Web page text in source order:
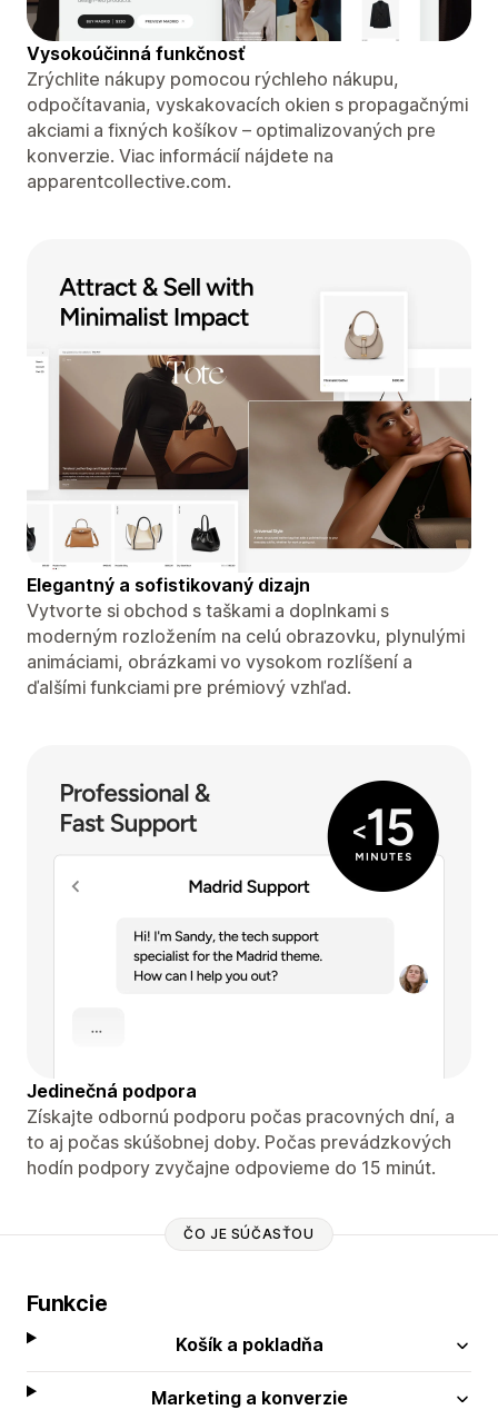
Vysokoúčinná funkčnosť
Zrýchlite nákupy pomocou rýchleho nákupu,
odpočítavania, vyskakovacích okien s propagačnými
akciami a fixných košíkov – optimalizovaných pre
konverzie. Viac informácií nájdete na
apparentcollective.com.
Elegantný a sofistikovaný dizajn
Vytvorte si obchod s taškami a doplnkami s
moderným rozložením na celú obrazovku, plynulými
animáciami, obrázkami vo vysokom rozlíšení a
ďalšími funkciami pre prémiový vzhľad.
Jedinečná podpora
Získajte odbornú podporu počas pracovných dní, a
to aj počas skúšobnej doby. Počas prevádzkových
hodín podpory zvyčajne odpovieme do 15 minút.
ČO JE SÚČASŤOU
Funkcie
Košík a pokladňa
Marketing a konverzie